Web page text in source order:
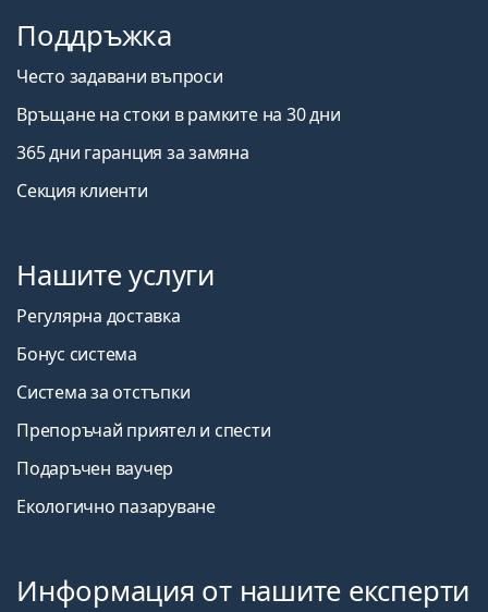
Поддръжка
Често задавани въпроси
Връщане на стоки в рамките на 30 дни
365 дни гаранция за замяна
Секция клиенти
Нашите услуги
Регулярна доставка
Бонус система
Система за отстъпки
Препоръчай приятел и спести
Подаръчен ваучер
Екологично пазаруване
Информация от нашите експерти